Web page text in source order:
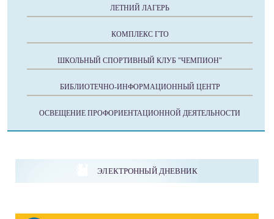
ЛЕТНИЙ ЛАГЕРЬ
КОМПЛЕКС ГТО
ШКОЛЬНЫЙ СПОРТИВНЫЙ КЛУБ "ЧЕМПИОН"
БИБЛИОТЕЧНО-ИНФОРМАЦИОННЫЙ ЦЕНТР
ОСВЕЩЕНИЕ ПРОФОРИЕНТАЦИОННОЙ ДЕЯТЕЛЬНОСТИ
ЭЛЕКТРОННЫЙ ДНЕВНИК